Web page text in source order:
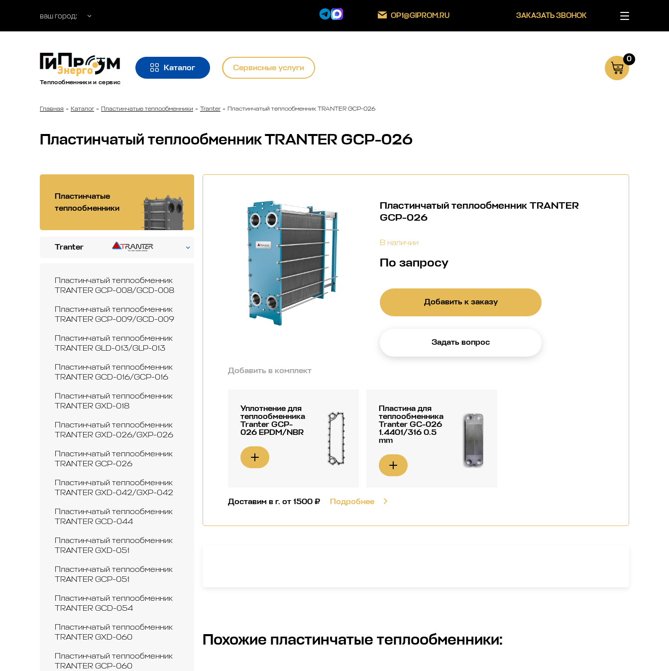
ваш город: OP1@GIPROM.RU ЗАКАЗАТЬ ЗВОНОК
Теплообменники и сервис
Каталог Сервисные услуги
0
Главная Каталог Пластинчатые теплообменники Tranter Пластинчатый теплообменник TRANTER GCP-026
Пластинчатый теплообменник TRANTER GCP-026
Пластинчатые
теплообменники
Tranter
Пластинчатый теплообменник
TRANTER GCP-008/GCD-008
Пластинчатый теплообменник
TRANTER GCP-009/GCD-009
Пластинчатый теплообменник
TRANTER GLD-013/GLP-013
Пластинчатый теплообменник
TRANTER GCD-016/GCP-016
Пластинчатый теплообменник
TRANTER GXD-018
Пластинчатый теплообменник
TRANTER GXD-026/GXP-026
Пластинчатый теплообменник
TRANTER GCP-026
Пластинчатый теплообменник
TRANTER GXD-042/GXP-042
Пластинчатый теплообменник
TRANTER GCD-044
Пластинчатый теплообменник
TRANTER GXD-051
Пластинчатый теплообменник
TRANTER GCP-051
Пластинчатый теплообменник
TRANTER GCD-054
Пластинчатый теплообменник
TRANTER GXD-060
Пластинчатый теплообменник
TRANTER GCP-060
Пластинчатый теплообменник TRANTER
GCP-026
В наличии
По запросу
Добавить к заказу
Задать вопрос
Добавить в комплект
Уплотнение для
теплообменника
Tranter GCP-
026 EPDM/NBR
Пластина для
теплообменника
Tranter GC-026
1.4401/316 0.5
mm
Доставим в г. от 1500 ₽ Подробнее
Похожие пластинчатые теплообменники: